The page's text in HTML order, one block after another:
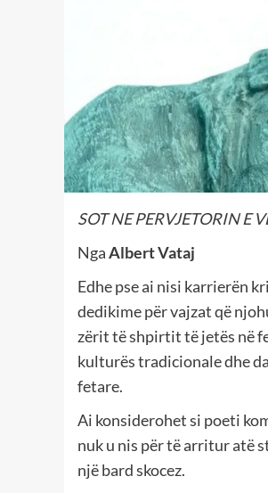
SOT NE PERVJETORIN E
NgaAlbert Vataj
Edhe pse ai nisi karrierën
dedikime për vajzat që
zërit të shpirtit të jetës në
kulturës tradicionale dhe
fetare.
Ai konsiderohet si poeti
nuk u nis për të arritur atë
një bard skocez.